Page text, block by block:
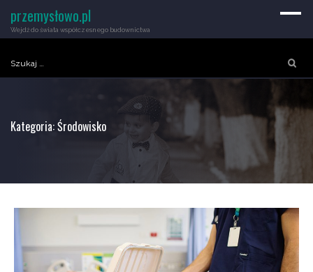
Szukaj:
przemysłowo.pl
Wejdź do świata współczesnego budownictwa
Kategoria:Środowisko